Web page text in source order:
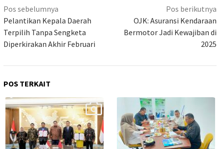
Navigasi
pos
Pos sebelumnya
Pelantikan Kepala Daerah
Terpilih Tanpa Sengketa
Diperkirakan Akhir Februari
Pos berikutnya
OJK: Asuransi Kendaraan
Bermotor Jadi Kewajiban di
2025
POS TERKAIT